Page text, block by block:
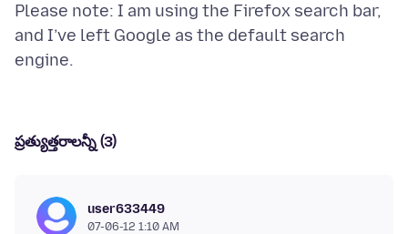
Please note: I am using the Firefox search bar,
and I’ve left Google as the default search
ప్రత్యుత్తరాలన్నీ (3)
user633449
07-06-12 1:10 AM